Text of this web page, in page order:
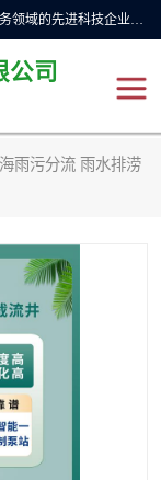
青岛铭源环保科技有限公司是一家专注于环保与智慧水务领域的先进科技企业，公司专注于云智能一体化预制泵站、水务循环利用、海绵城市、云智慧水务开发及新型环保技术研发等领域。铭源环保以为客户提供优质产品、专业技术服务为己任。为客户提供量身定制方案，提供多种配置方案满足实际使用要求。严控供货周期，并提供高标准后期维护。以环保为己任，视质量如生命，以技术做先导，靠诚信赢客户。
公司
雨污分流 雨水排涝
喷射器
闸门
制泵站
装置
装置